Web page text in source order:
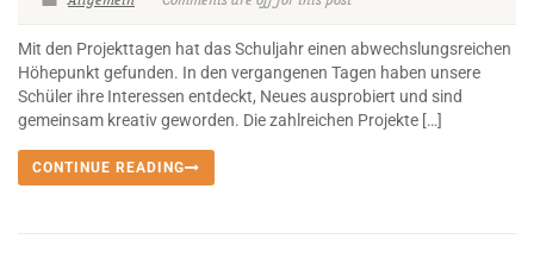
Mit den Projekttagen hat das Schuljahr einen abwechslungsreichen
Höhepunkt gefunden. In den vergangenen Tagen haben unsere
Schüler ihre Interessen entdeckt, Neues ausprobiert und sind
gemeinsam kreativ geworden. Die zahlreichen Projekte […]
CONTINUE READING